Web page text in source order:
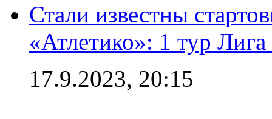
Стали известны
«Атлетико»: 1 тур
17.9.2023, 20:15